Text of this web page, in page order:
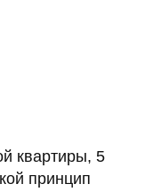
квартиры, 5
принцип